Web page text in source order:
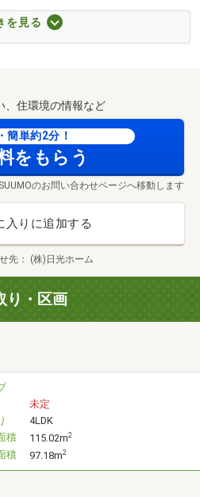
必ずお問い合わせください）
めていないけど来場予約しても
決まってないけど建物だけ見る
いのに来場予約する必要ってあ
や一度見てみたいだけの方も大
も安心！
好きなタイミングでご予約頂け
スをご用意しております！
ス（所要時間：約３０分）
を見る
、住環境の情報など
簡単約2分！
をもらう
のお問い合わせページへ移動します
入りに追加する
先 (株)日光ホーム
り・区画
未定
4LDK
積
115.02m2
積 97.18m2